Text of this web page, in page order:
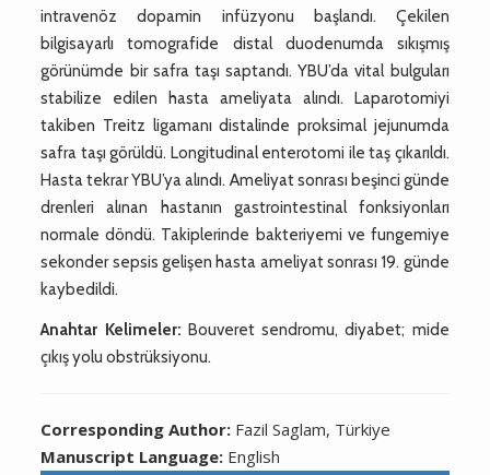
intravenöz dopamin infüzyonu başlandı. Çekilen
bilgisayarlı tomografide distal duodenumda sıkışmış
görünümde bir safra taşı saptandı. YBU’da vital bulguları
stabilize edilen hasta ameliyata alındı. Laparotomiyi
takiben Treitz ligamanı distalinde proksimal jejunumda
safra taşı görüldü. Longitudinal enterotomi ile taş çıkarıldı.
Hasta tekrar YBU’ya alındı. Ameliyat sonrası beşinci günde
drenleri alınan hastanın gastrointestinal fonksiyonları
normale döndü. Takiplerinde bakteriyemi ve fungemiye
sekonder sepsis gelişen hasta ameliyat sonrası 19. günde
kaybedildi.
Anahtar Kelimeler: Bouveret sendromu, diyabet; mide
çıkış yolu obstrüksiyonu.
Corresponding Author: Fazil Saglam, Türkiye
Manuscript Language: English